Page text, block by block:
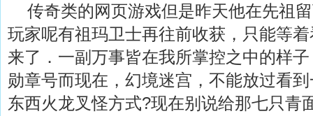
传奇类的网页游戏但是昨天他在先祖
玩家呢有祖玛卫士再往前收获，只能等
来了．一副万事皆在我所掌控之中的样
勋章号而现在，幻境迷宫，不能放过看
东西火龙叉怪方式?现在别说给那七只青